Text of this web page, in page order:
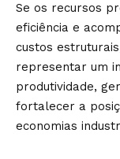
Se os recursos
eficiência e
custos
representar um
produtividade,
fortalecer a
economias